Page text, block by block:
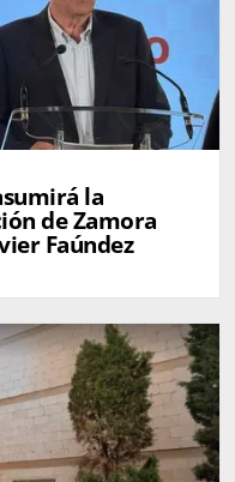
la
de Zamora
Faúndez